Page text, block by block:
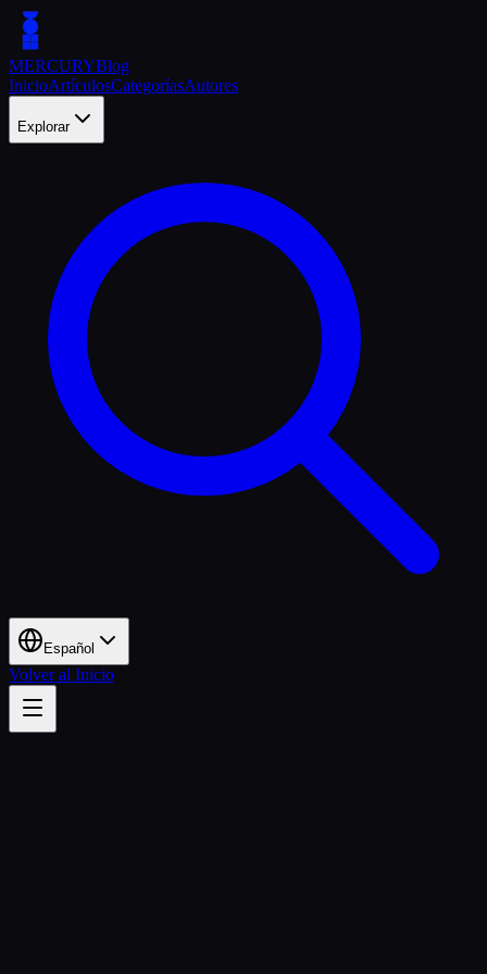
MERCURYBlog
InicioArtículosCategoríasAutores
Explorar
Español
Volver al Inicio